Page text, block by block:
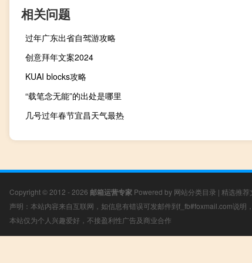
相关问题
过年广东出省自驾游攻略
创意拜年文案2024
KUAI blocks攻略
“载笔念无能”的出处是哪里
几号过年春节宜昌天气最热
Copyright © 2012 - 2026 邮箱运营专家 Powered by 网站分类目录 | 精选推荐
声明：本站内容来自互联网，如信息有错误可发邮件到f_fb#foxmail.com说明
本站仅为个人兴趣爱好，不接盈利性广告及商业合作